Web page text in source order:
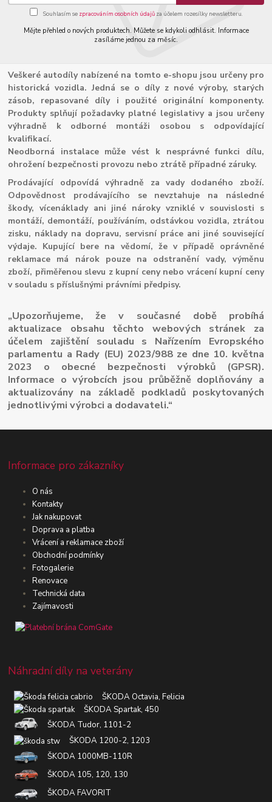
Souhlasím se zpracováním osobních údajůza účelem rozesílky newsletteru.
Mějte přehled o nových produktech. Můžete se kdykoli odhlásit. Informace
zasíláme jednou za měsíc.
Veškeré autodíly nabízené na tomto e-shopu jsou určeny pro
historická vozidla. Jedná se o díly z nové výroby, starých
zásob, repasované díly i použité originální komponenty.
Produkty splňují požadavky platné legislativy a jsou určeny
výhradně k odborné montáži osobou s odpovídající
kvalifikací.
Neodborná instalace může vést k nesprávné funkci dílu,
ohrožení bezpečnosti provozu nebo ztrátě případné záruky.
Prodávající odpovídá výhradně za vady dodaného zboží.
Odpovědnost prodávajícího se nevztahuje na následné
škody, vícenáklady ani jiné nároky vzniklé v souvislosti s
montáží, demontáží, používáním, odstávkou vozidla, ztrátou
zisku, náklady na dopravu, servisní práce ani jiné související
výdaje. Kupující bere na vědomí, že v případě oprávněné
reklamace má nárok pouze na odstranění vady, výměnu
zboží, přiměřenou slevu z kupní ceny nebo vrácení kupní ceny
v souladu s příslušnými právními předpisy.
„Upozorňujeme, že v současné době probíhá
aktualizace obsahu těchto webových stránek za
účelem zajištění souladu s Nařízením Evropského
parlamentu a Rady (EU) 2023/988 ze dne 10. května
2023 o obecné bezpečnosti výrobků (GPSR).
Informace o výrobcích jsou průběžně doplňovány a
aktualizovány na základě podkladů poskytovaných
jednotlivými výrobci a dodavateli.“
Informace pro zákazníky
O nás
Kontakty
Jak nakupovat
Doprava a platba
Vrácení a reklamace zboží
Obchodní podmínky
Fotogalerie
Renovace
Technická data
Zajímavosti
Náhradní díly na veterány
ŠKODA Octavia, Felicia
ŠKODA Spartak, 450
ŠKODA Tudor, 1101-2
ŠKODA 1200-2, 1203
ŠKODA 1000MB-110R
ŠKODA 105, 120, 130
ŠKODA FAVORIT